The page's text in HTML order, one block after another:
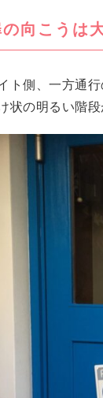
向こうは
ト側、一方通
状の明るい階